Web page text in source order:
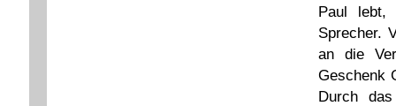
Paul lebt,
Sprecher.
an die
Geschenk
Durch